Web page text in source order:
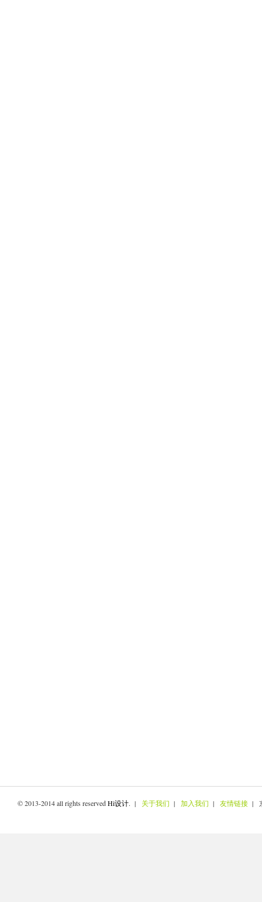
© 2013-2014 all rights reservedHi设计. | 关于我们 | 加入我们 | 友情链接 |